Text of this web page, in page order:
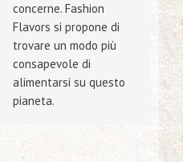
concerne. Fashion
Flavors si propone di
trovare un modo più
consapevole di
alimentarsi su questo
pianeta.